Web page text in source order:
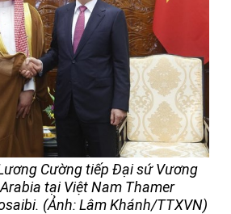
Cường tiếp Đại sứ Vương
tại Việt Nam Thamer
(Ảnh: Lâm Khánh/TTXVN)